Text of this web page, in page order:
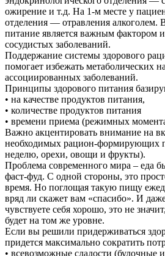
ожирение и т.д. На 1-м месте у
отделения — отравления алкоголем.
питание является важным фактором
сосудистых заболеваний.
Поддержание системы здорового
помогает избежать метаболических
ассоциированных заболеваний.
Принципы здорового питания
• на качестве продуктов питания,
• количестве продуктов питания
• времени приема (режимных
Важно акцентировать внимание на
необходимых рацион-формирующих
неделю, орехи, овощи и фрукты).
Проблема современного мира – еда
фаст-фуд. С одной стороны, это
время. Но поглощая такую пищу
вряд ли скажет вам «спасибо». И
чувствуете себя хорошо, это не
будет на том же уровне.
Если вы решили придерживаться
придется максимально сократить
• всевозможные сладости (булочные